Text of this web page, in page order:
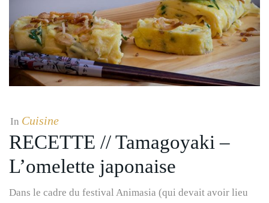
In Cuisine
RECETTE // Tamagoyaki –
L’omelette japonaise
Dans le cadre du festival Animasia (qui devait avoir lieu